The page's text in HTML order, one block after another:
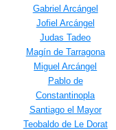
Gabriel Arcángel
Jofiel Arcángel
Judas Tadeo
Magín de Tarragona
Miguel Arcángel
Pablo de
Constantinopla
Santiago el Mayor
Teobaldo de Le Dorat